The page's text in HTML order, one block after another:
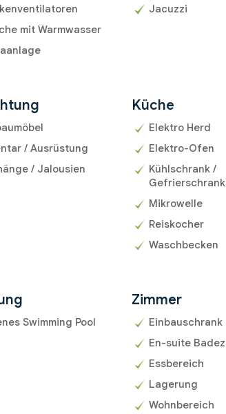
mit Warmwasser
Jacuzzi
/ Ausrüstung
/ Jalousien
Küche
Elektro Herd
Elektro-Ofen
Kühlschrank /
Gefrierschrank
Mikrowelle
Reiskocher
Waschbecken
Swimming Pool
Zimmer
Einbauschrank
En-suite
Essbereich
Lagerung
Wohnbereich